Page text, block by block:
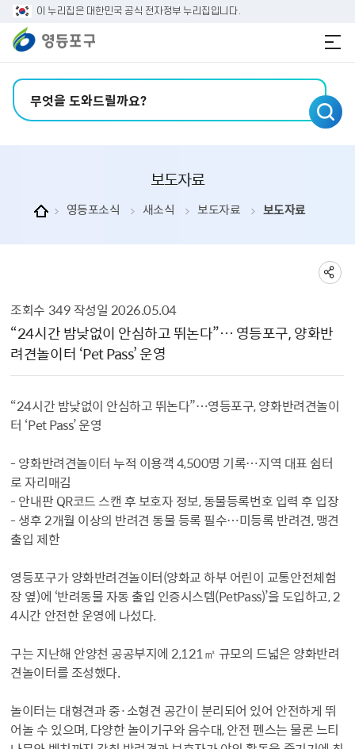
본문 바로가기
주메뉴 바로가기
이 누리집은 대한민국 공식 전자정부 누리집입니다.
보도자료
영등포소식 새소식 보도자료 보도자료
조회수 349 작성일 2026.05.04
“24시간 밤낮없이 안심하고 뛰논다”… 영등포구, 양화반
려견놀이터 ‘Pet Pass’ 운영
“24시간 밤낮없이 안심하고 뛰논다”…영등포구, 양화반려견놀이
터 ‘Pet Pass’ 운영
- 양화반려견놀이터 누적 이용객 4,500명 기록…지역 대표 쉼터
로 자리매김
- 안내판 QR코드 스캔 후 보호자 정보, 동물등록번호 입력 후 입장
- 생후 2개월 이상의 반려견 동물 등록 필수…미등록 반려견, 맹견
출입 제한
영등포구가 양화반려견놀이터(양화교 하부 어린이 교통안전체험
장 옆)에 ‘반려동물 자동 출입 인증시스템(PetPass)’을 도입하고, 2
4시간 안전한 운영에 나섰다.
구는 지난해 안양천 공공부지에 2,121㎡ 규모의 드넓은 양화반려
견놀이터를 조성했다.
놀이터는 대형견과 중·소형견 공간이 분리되어 있어 안전하게 뛰
어놀 수 있으며, 다양한 놀이기구와 음수대, 안전 펜스는 물론 느티